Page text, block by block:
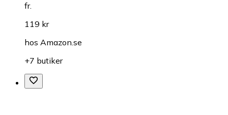
fr.
119 kr
hos Amazon.se
+7 butiker